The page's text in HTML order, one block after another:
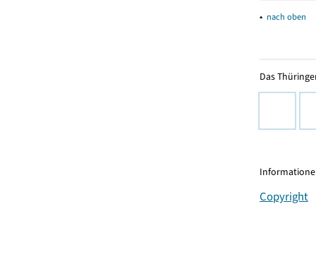
▴ nach oben
Das
Copyright